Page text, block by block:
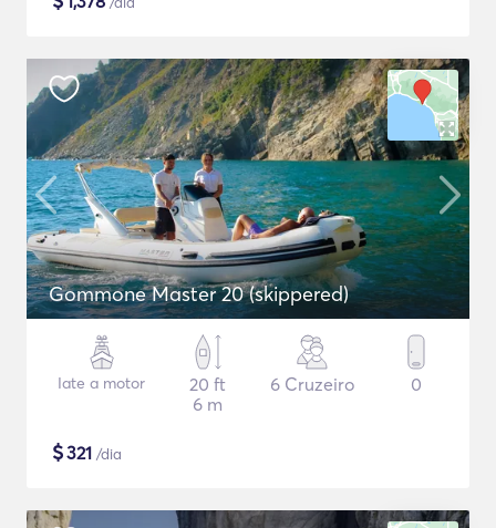
Gommone Master 20 (skippered)
Iate a motor
20 ft
6 m
6 Cruzeiro 0
$321 /dia